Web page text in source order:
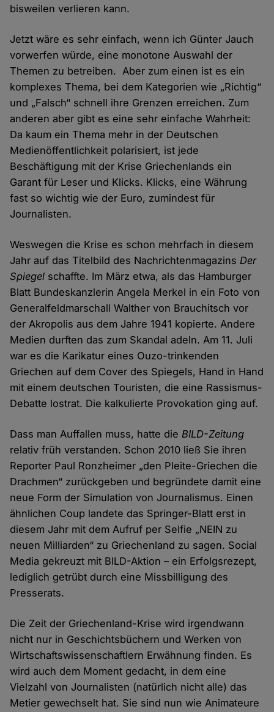
bisweilen verlieren kann.
Jetzt wäre es sehr einfach, wenn ich Günter Jauch
vorwerfen würde, eine monotone Auswahl der
Themen zu betreiben. Aber zum einen ist es ein
komplexes Thema, bei dem Kategorien wie „Richtig“
und „Falsch“ schnell ihre Grenzen erreichen. Zum
anderen aber gibt es eine sehr einfache Wahrheit:
Da kaum ein Thema mehr in der Deutschen
Medienöffentlichkeit polarisiert, ist jede
Beschäftigung mit der Krise Griechenlands ein
Garant für Leser und Klicks. Klicks, eine Währung
fast so wichtig wie der Euro, zumindest für
Journalisten.
Weswegen die Krise es schon mehrfach in diesem
Jahr auf das Titelbild des NachrichtenmagazinsDer
Spiegel schaffte. Im März etwa, als das Hamburger
Blatt Bundeskanzlerin Angela Merkel in ein Foto von
Generalfeldmarschall Walther von Brauchitsch vor
der Akropolis aus dem Jahre 1941 kopierte. Andere
Medien durften das zum Skandal adeln. Am 11. Juli
war es die Karikatur eines Ouzo-trinkenden
Griechen auf dem Cover des Spiegels, Hand in Hand
mit einem deutschen Touristen, die eine Rassismus-
Debatte lostrat. Die kalkulierte Provokation ging auf.
Dass man Auffallen muss, hatte dieBILD-Zeitung
relativ früh verstanden. Schon 2010 ließ Sie ihren
Reporter Paul Ronzheimer „den Pleite-Griechen die
Drachmen“ zurückgeben und begründete damit eine
neue Form der Simulation von Journalismus. Einen
ähnlichen Coup landete das Springer-Blatt erst in
diesem Jahr mit dem Aufruf per Selfie „NEIN zu
neuen Milliarden“ zu Griechenland zu sagen. Social
Media gekreuzt mit BILD-Aktion – ein Erfolgsrezept,
lediglich getrübt durch eine Missbilligung des
Presserats.
Die Zeit der Griechenland-Krise wird irgendwann
nicht nur in Geschichtsbüchern und Werken von
Wirtschaftswissenschaftlern Erwähnung finden. Es
wird auch dem Moment gedacht, in dem eine
Vielzahl von Journalisten (natürlich nicht alle) das
Metier gewechselt hat. Sie sind nun wie Animateure